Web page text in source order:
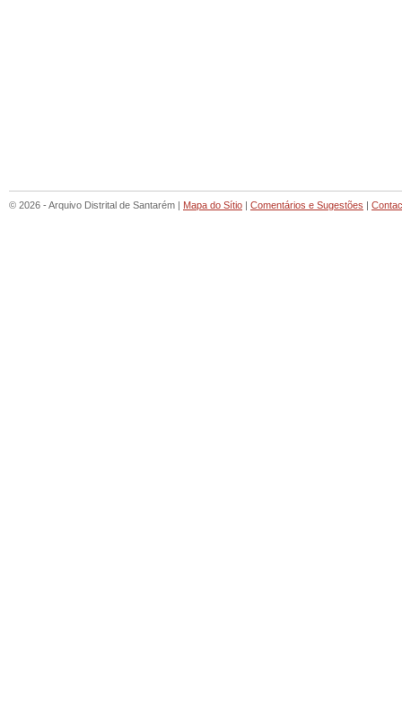
© 2026 - Arquivo Distrital de Santarém | Mapa do Sítio Comentários e Sugestões